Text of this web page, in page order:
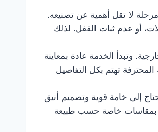
مرحلة لا تقل أهمية عن تصنيعه.
أو عدم ثبات القفل. لذلك
وتبدأ الخدمة عادة بمعاينة
تهتم بكل التفاصيل
إلى خامة قوية وتصميم أنيق
بمقاسات خاصة حسب طبيعة